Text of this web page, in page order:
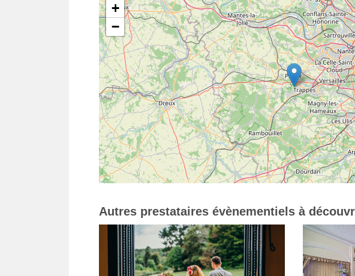
+
−
Autres prestataires évènementiels à